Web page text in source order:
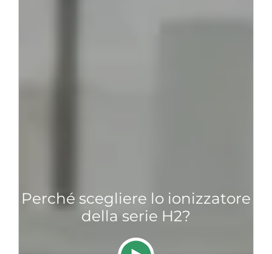
Perché scegliere lo ionizzatore
della serie H2?